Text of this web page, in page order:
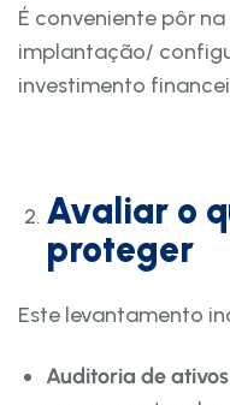
É conveniente pôr
implantação/
investimento
Avaliar o
proteger
Este levantamento
Auditoria de ativos